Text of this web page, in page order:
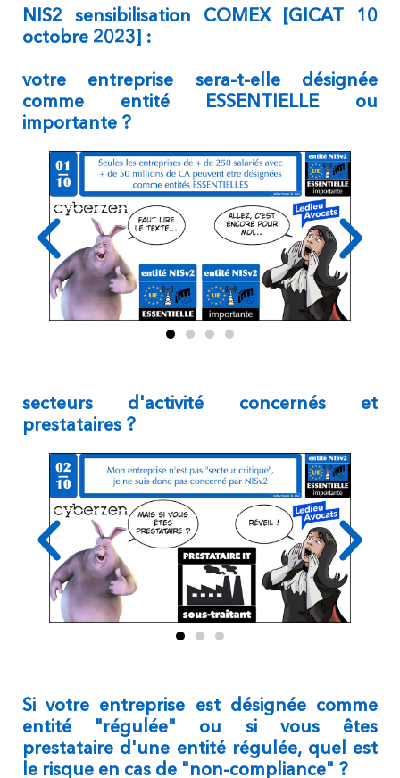
NIS2 sensibilisation COMEX [GICAT 10
octobre 2023] :
votre entreprise sera-t-elle désignée
comme entité ESSENTIELLE ou
importante ?
secteurs d'activité concernés et
prestataires ?
Si votre entreprise est désignée comme
entité "régulée" ou si vous êtes
prestataire d'une entité régulée, quel est
le risque en cas de "non-compliance" ?